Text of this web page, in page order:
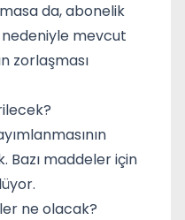
da, abonelik
nedeniyle mevcut
zorlaşması
Bazı maddeler için
ne olacak?